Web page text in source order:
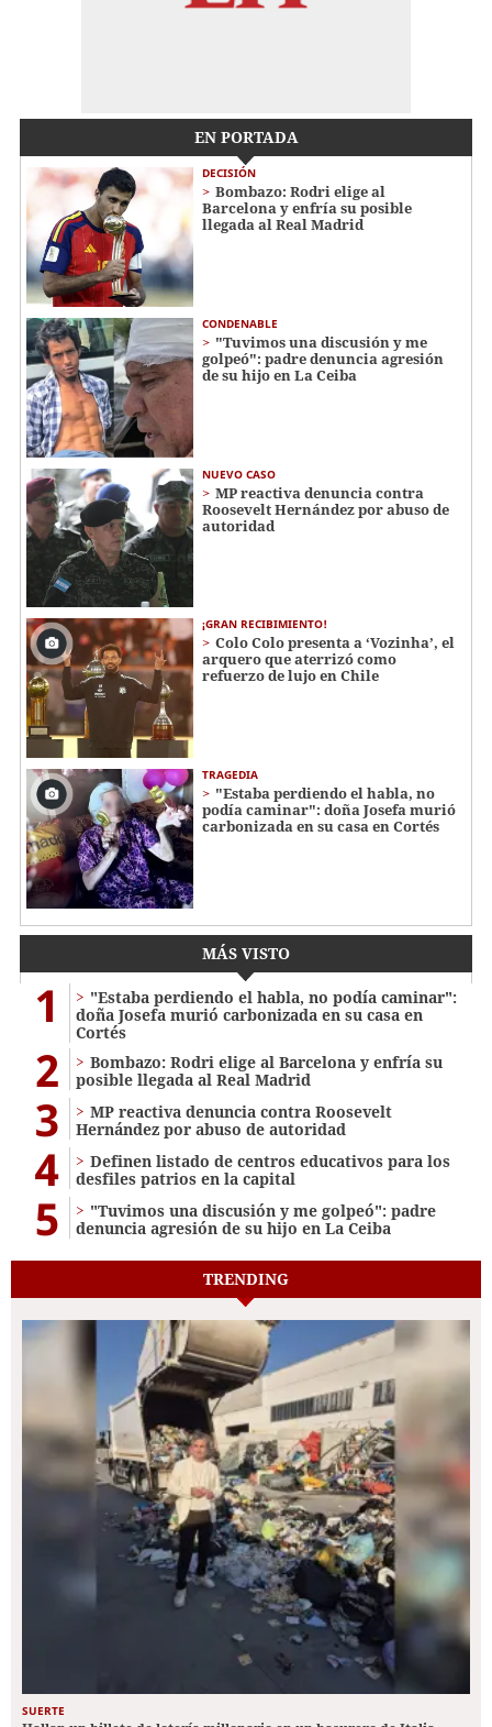
EN PORTADA
DECISIÓN
Bombazo: Rodri elige al
Barcelona y enfría su posible
llegada al Real Madrid
CONDENABLE
"Tuvimos una discusión y me
golpeó": padre denuncia agresión
de su hijo en La Ceiba
NUEVO CASO
MP reactiva denuncia contra
Roosevelt Hernández por abuso de
autoridad
¡GRAN RECIBIMIENTO!
Colo Colo presenta a ‘Vozinha’, el
arquero que aterrizó como
refuerzo de lujo en Chile
TRAGEDIA
"Estaba perdiendo el habla, no
podía caminar": doña Josefa murió
carbonizada en su casa en Cortés
MÁS VISTO
1
"Estaba perdiendo el habla, no podía caminar":
doña Josefa murió carbonizada en su casa en
Cortés
2
Bombazo: Rodri elige al Barcelona y enfría su
posible llegada al Real Madrid
3
MP reactiva denuncia contra Roosevelt
Hernández por abuso de autoridad
4
Definen listado de centros educativos para los
desfiles patrios en la capital
5
"Tuvimos una discusión y me golpeó": padre
denuncia agresión de su hijo en La Ceiba
TRENDING
SUERTE